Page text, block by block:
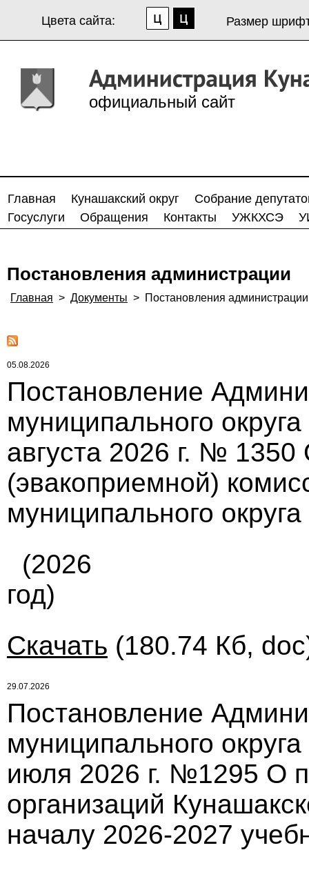
Цвета сайта: Размер
официальный сайт
Главная Кунашакский округ
Собрание
Госуслуги
Обращения Контакты УЖКХСЭ
Постановления администрации
Главная > Документы > Постановления администрации
05.08.2026
Постановление
муниципального
августа 2026 г. №
(эвакоприемной)
муниципального округа
(2026
год)
Скачать (180.74 Кб,
29.07.2026
Постановление
муниципального
июля 2026 г. №1295 О
организаций
началу 2026-2027